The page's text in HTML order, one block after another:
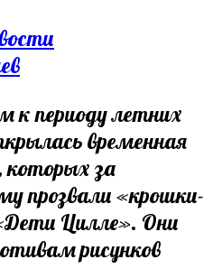
к периоду летних
временная
которых за
прозвали «крошки-
Цилле». Они
рисунков